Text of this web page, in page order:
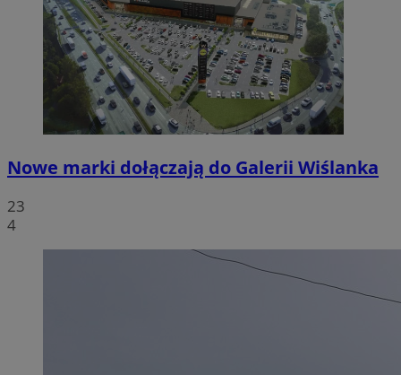
Nowe marki dołączają do Galerii Wiślanka
23
4